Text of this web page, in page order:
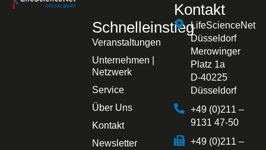
Schnelleinstieg
Veranstaltungen
Unternehmen |
Netzwerk
Service
Über Uns
Kontakt
Newsletter
Kontakt
LifeScienceNet
Düsseldorf
Merowinger
Platz 1a
D-40225
Düsseldorf
+49 (0)211 –
9131 47-50
+49 (0)211 –